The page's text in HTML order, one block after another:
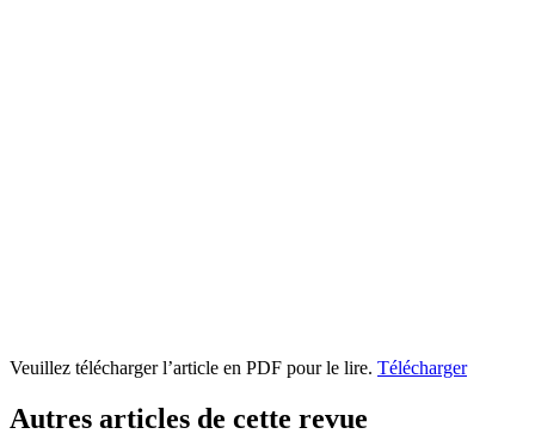
Veuillez télécharger l’article en PDF pour le lire. Télécharger
Autres articles de cette revue